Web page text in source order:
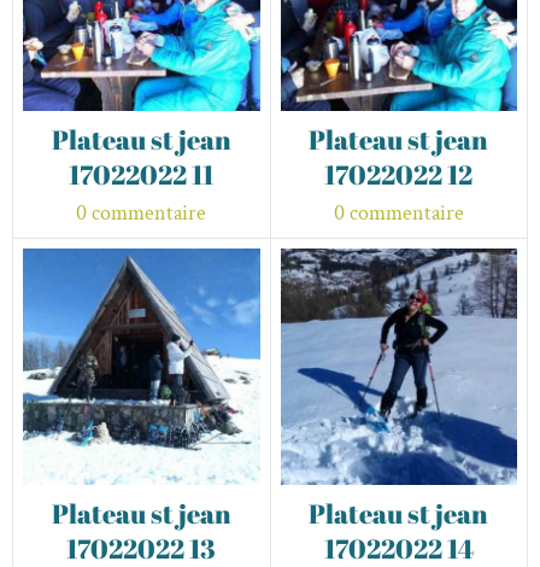
Plateau st jean
17022022 11
0 commentaire
Plateau st jean
17022022 12
0 commentaire
Plateau st jean
17022022 13
Plateau st jean
17022022 14